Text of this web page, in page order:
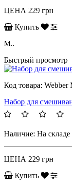
ЦЕНА 229 грн
Купить
M..
Быстрый просмотр
Код товара: Webber
Набор для
Наличие: На складе
ЦЕНА 229 грн
Купить